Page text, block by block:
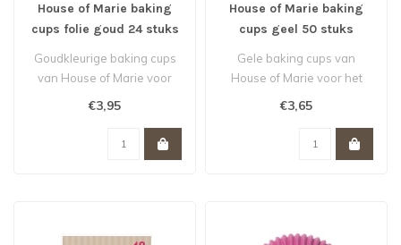
House of Marie baking
cups folie goud 24 stuks
Goudkleurige baking cups
van House of Marie voor
€3,95
House of Marie baking
cups geel 50 stuks
Gele baking cups van
House of Marie voor het
€3,65